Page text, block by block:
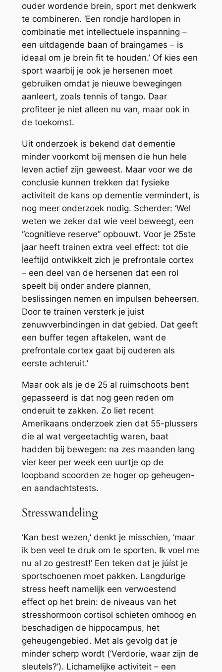
ouder wordende brein, sport met denkwerk
te combineren. ‘Een rondje hardlopen in
combinatie met intellectuele inspanning –
een uitdagende baan of braingames – is
ideaal om je brein fit te houden.’ Of kies een
sport waarbij je ook je hersenen moet
gebruiken omdat je nieuwe bewegingen
aanleert, zoals tennis of tango. Daar
profiteer je niet alleen nu van, maar ook in
de toekomst.
Uit onderzoek is bekend dat dementie
minder voorkomt bij mensen die hun hele
leven actief zijn geweest. Maar voor we de
conclusie kunnen trekken dat fysieke
activiteit de kans op dementie vermindert, is
nog meer onderzoek nodig. Scherder: ‘Wel
weten we zeker dat wie veel beweegt, een
“cognitieve reserve” opbouwt. Voor je 25ste
jaar heeft trainen extra veel effect: tot die
leeftijd ontwikkelt zich je prefrontale cortex
– een deel van de hersenen dat een rol
speelt bij onder andere plannen,
beslissingen nemen en impulsen beheersen.
Door te trainen versterk je juist
zenuwverbindingen in dat gebied. Dat geeft
een buffer tegen aftakelen, want de
prefrontale cortex gaat bij ouderen als
eerste achteruit.’
Maar ook als je de 25 al ruimschoots bent
gepasseerd is dat nog geen reden om
onderuit te zakken. Zo liet recent
Amerikaans onderzoek zien dat 55-plussers
die al wat vergeetachtig waren, baat
hadden bij bewegen: na zes maanden lang
vier keer per week een uurtje op de
loopband scoorden ze hoger op geheugen-
en aandachtstests.
Stresswandeling
‘Kan best wezen,’ denkt je misschien, ‘maar
ik ben veel te druk om te sporten. Ik voel me
nu al zo gestrest!’ Een teken dat je júíst je
sportschoenen moet pakken. Langdurige
stress heeft namelijk een verwoestend
effect op het brein: de niveaus van het
stresshormoon cortisol schieten omhoog en
beschadigen de hippocampus, het
geheugengebied. Met als gevolg dat je
minder scherp wordt (‘Verdorie, waar zijn de
sleutels?’). Lichamelijke activiteit – een